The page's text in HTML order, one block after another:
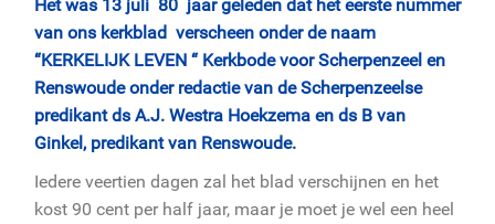
Het was 13 juli 80 jaar geleden dat het eerste nummer
van ons kerkblad verscheen onder de naam
“KERKELIJK LEVEN “ Kerkbode voor Scherpenzeel en
Renswoude onder redactie van de Scherpenzeelse
predikant ds A.J. Westra Hoekzema en ds B van
Ginkel, predikant van Renswoude.
Iedere veertien dagen zal het blad verschijnen en het
kost 90 cent per half jaar, maar je moet je wel een heel